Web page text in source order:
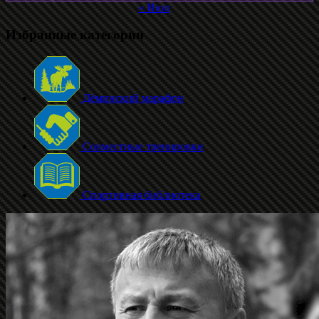
« Июл
Избранные категории
Дёминский марафон
Совместные тренировки
Спортивная библиотека